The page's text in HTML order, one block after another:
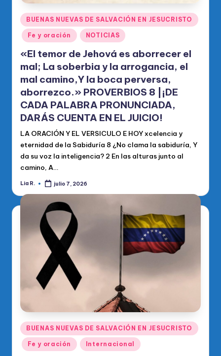
Publicado
en
BUENAS NUEVAS DE SALVACIÓN EN JESUCRISTO
Fe y oración NOTICIAS
«El temor de Jehová es aborrecer el
mal; La soberbia y la arrogancia, el
mal camino,Y la boca perversa,
aborrezco.» PROVERBIOS 8 |¡DE
CADA PALABRA PRONUNCIADA,
DARÁS CUENTA EN EL JUICIO!
LA ORACIÓN Y EL VERSICULO E HOY xcelencia y
eternidad de la Sabiduría 8 ¿No clama la sabiduría, Y
da su voz la inteligencia? 2 En las alturas junto al
camino, A…
Publicado
Lia R. julio 7, 2026
Publicado
en
BUENAS NUEVAS DE SALVACIÓN EN JESUCRISTO
Fe y oración Internacional